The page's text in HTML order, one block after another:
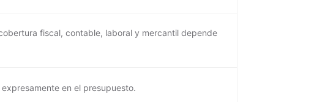
fiscal, contable, laboral y mercantil depende
en el presupuesto.